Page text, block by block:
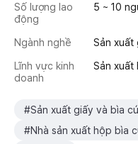
Số lượng lao
động
5 ~ 10
Ngành nghề
Sản xuất
Lĩnh vực kinh
doanh
Sản xuất
#Sản xuất giấy và bìa
#Nhà sản xuất hộp bìa